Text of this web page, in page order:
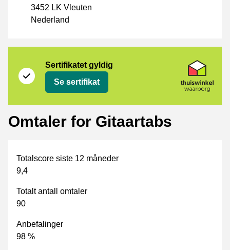
3452 LK Vleuten
Nederland
Sertifikatet gyldig
Se sertifikat
Omtaler for Gitaartabs
Totalscore siste 12 måneder
9,4
Totalt antall omtaler
90
Anbefalinger
98 %